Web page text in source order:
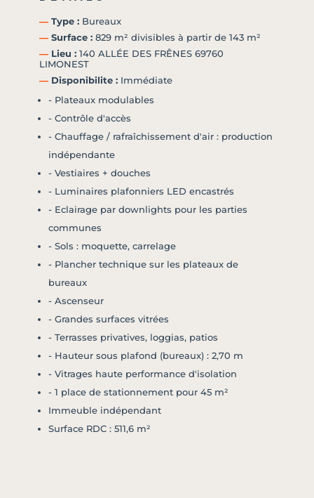
― Type : Bureaux
― Surface : 829 m² divisibles à partir de 143 m²
― Lieu : 140 ALLÉE DES FRÊNES 69760
LIMONEST
― Disponibilite : Immédiate
- Plateaux modulables
- Contrôle d'accès
- Chauffage / rafraîchissement d'air : production
indépendante
- Vestiaires + douches
- Luminaires plafonniers LED encastrés
- Eclairage par downlights pour les parties
communes
- Sols : moquette, carrelage
- Plancher technique sur les plateaux de
bureaux
- Ascenseur
- Grandes surfaces vitrées
- Terrasses privatives, loggias, patios
- Hauteur sous plafond (bureaux) : 2,70 m
- Vitrages haute performance d'isolation
- 1 place de stationnement pour 45 m²
Immeuble indépendant
Surface RDC : 511,6 m²